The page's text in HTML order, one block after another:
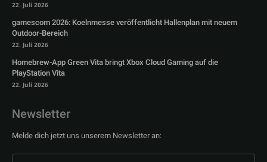
22. Juli 2026
gamescom 2026: Koelnmesse veröffentlicht Hallenplan mit neuem
Outdoor-Bereich
22. Juli 2026
Homebrew-App Green Vita bringt Xbox Cloud Gaming auf die
PlayStation Vita
22. Juli 2026
Newsletter
Melde dich jetzt uns unserem Newsletter an: